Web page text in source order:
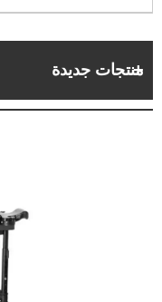
منتجات جديدة